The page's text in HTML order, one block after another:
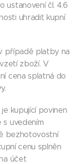
ustanovení čl. 4.6
uhradit kupní
případě platby na
zboží. V
cena splatná do
kupující povinen
uvedením
bezhotovostní
cenu splněn
účet